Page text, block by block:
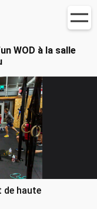
WOD à la salle
de haute